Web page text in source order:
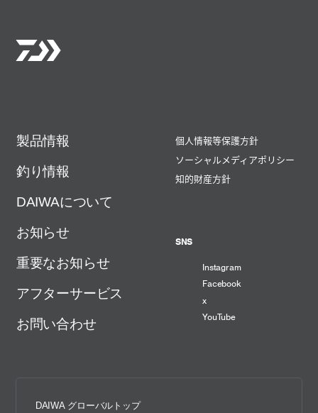
製品情報
釣り情報
DAIWAについて
お知らせ
重要なお知らせ
アフターサービス
お問い合わせ
個人情報等保護方針
ソーシャルメディアポリシー
知的財産方針
SNS
Instagram
Facebook
x
YouTube
DAIWA グローバルトップ